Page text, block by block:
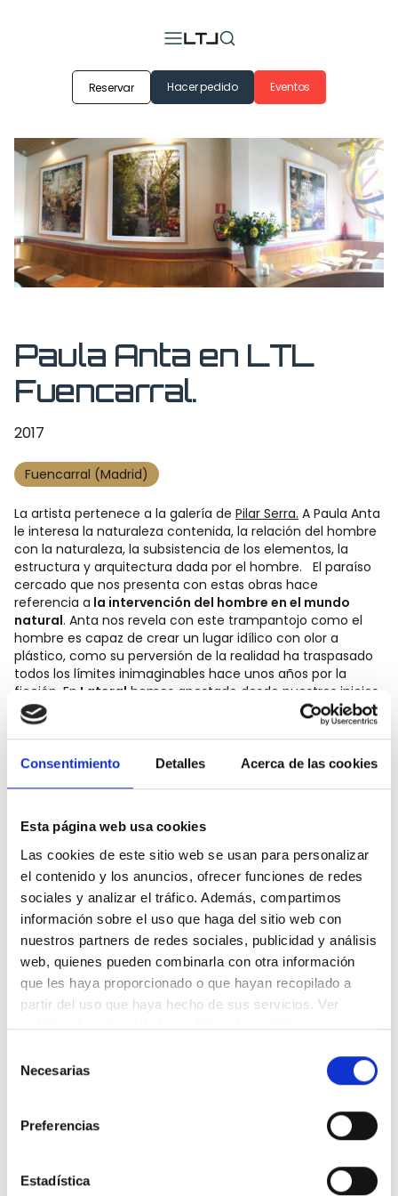
Consentimiento Detalles Acerca de las cookies
Esta página web usa cookies
Las cookies de este sitio web se usan para personalizar
el contenido y los anuncios, ofrecer funciones de redes
sociales y analizar el tráfico. Además, compartimos
información sobre el uso que haga del sitio web con
nuestros partners de redes sociales, publicidad y análisis
web, quienes pueden combinarla con otra información
que les haya proporcionado o que hayan recopilado a
partir del uso que haya hecho de sus servicios. Ver
política de privacidadypolítica de cookies.
Necesarias
Preferencias
Estadística
Reservar Hacer pedido Eventos
Paula Anta en LTL
Fuencarral.
2017
Fuencarral (Madrid)
La artista pertenece a la galería de Pilar Serra. A Paula Anta
le interesa la naturaleza contenida, la relación del hombre
con la naturaleza, la subsistencia de los elementos, la
estructura y arquitectura dada por el hombre. El paraíso
cercado que nos presenta con estas obras hace
referencia a la intervención del hombre en el mundo
natural. Anta nos revela con este trampantojo como el
hombre es capaz de crear un lugar idílico con olor a
plástico, como su perversión de la realidad ha traspasado
todos los límites inimaginables hace unos años por la
ficción. En Lateral hemos apostado desde nuestros inicios
por la adquisición y el mecenazgo de artistas
contemporáneos de talla internacional en el marco de
nuestra iniciativaArteLateral. Fruto de esta labor son las
exposiciones en todos nuestros restaurantes de Madrid.
arte contemporáneo mientras saboreas uno de nuestros
deliciosos pinchos! Galeríawww.pilarserra.com
Comparte este contenido
Noticias relacionadas